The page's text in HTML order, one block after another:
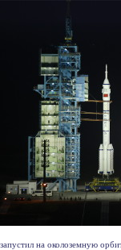
на околоземную